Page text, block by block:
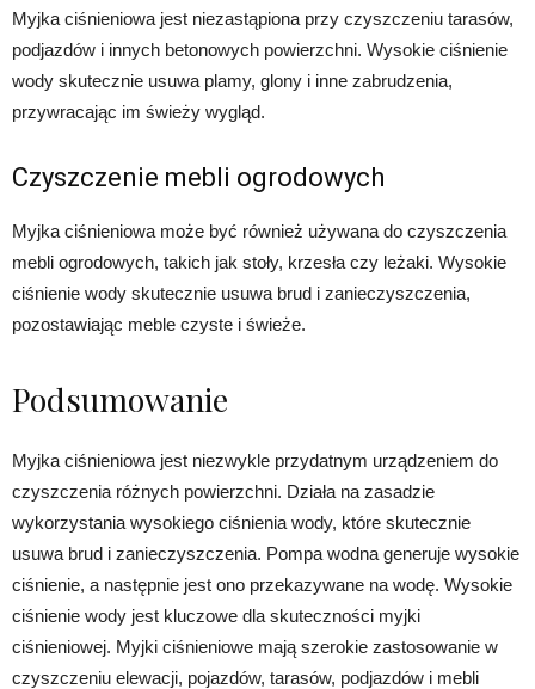
Myjka ciśnieniowa jest niezastąpiona przy czyszczeniu tarasów,
podjazdów i innych betonowych powierzchni. Wysokie ciśnienie
wody skutecznie usuwa plamy, glony i inne zabrudzenia,
przywracając im świeży wygląd.
Czyszczenie mebli ogrodowych
Myjka ciśnieniowa może być również używana do czyszczenia
mebli ogrodowych, takich jak stoły, krzesła czy leżaki. Wysokie
ciśnienie wody skutecznie usuwa brud i zanieczyszczenia,
pozostawiając meble czyste i świeże.
Podsumowanie
Myjka ciśnieniowa jest niezwykle przydatnym urządzeniem do
czyszczenia różnych powierzchni. Działa na zasadzie
wykorzystania wysokiego ciśnienia wody, które skutecznie
usuwa brud i zanieczyszczenia. Pompa wodna generuje wysokie
ciśnienie, a następnie jest ono przekazywane na wodę. Wysokie
ciśnienie wody jest kluczowe dla skuteczności myjki
ciśnieniowej. Myjki ciśnieniowe mają szerokie zastosowanie w
czyszczeniu elewacji, pojazdów, tarasów, podjazdów i mebli